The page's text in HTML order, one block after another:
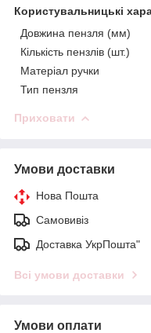
Користувальницькі
Довжина пензля (мм)
Кількість пензлів (шт.)
Матеріал ручки
Тип пензля
Приховати
Умови доставки
Нова Пошта
Самовивіз
Доставка УкрПошта"
Всі умови доставки
Умови оплати